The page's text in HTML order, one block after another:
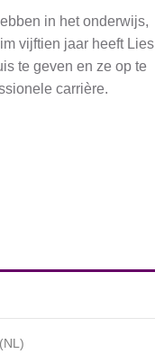
in het onderwijs,
vijftien jaar heeft Lies
te geven en ze op te
carrière.